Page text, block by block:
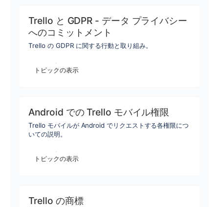
Trello と GDPR - データ プライバシー
へのコミットメント
Trello の GDPR に関する行動と取り組み。
トピックの表示
Android での Trello モバイル権限
Trello モバイルが Android でリクエストする各権限につ
いての説明。
トピックの表示
Trello の商標